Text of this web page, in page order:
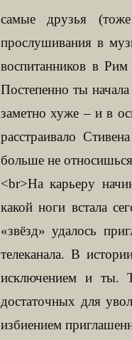
самые друзья
прослушивания в
воспитанников в
Постепенно ты
заметно хуже – и в
расстраивало
больше не
<br>На карьеру
какой ноги встала
«звёзд» удалось
телеканала. В
исключением и ты.
достаточных для
избиением